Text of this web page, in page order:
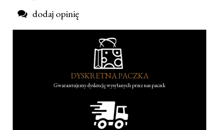
dodaj opinię
DYSKRETNA PACZKA
Gwarantujemy dyskrecję wysyłanych przez nas paczek